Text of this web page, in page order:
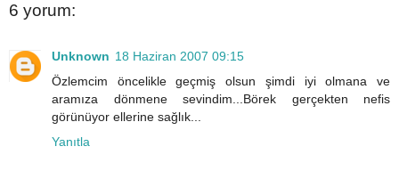
6 yorum:
Unknown 18 Haziran 2007 09:15
Özlemcim öncelikle geçmiş olsun şimdi iyi olmana ve
aramıza dönmene sevindim...Börek gerçekten nefis
görünüyor ellerine sağlık...
Yanıtla